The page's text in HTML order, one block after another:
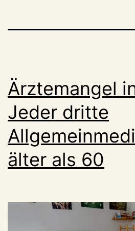
Ärztemangel
Jeder dritte
älter als 60